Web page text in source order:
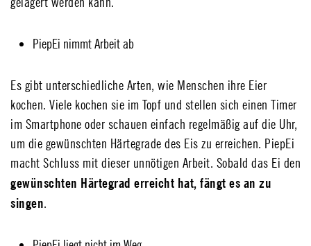
PiepEi nimmt Arbeit ab
Es gibt unterschiedliche Arten, wie Menschen ihre Eier
kochen. Viele kochen sie im Topf und stellen sich einen Timer
im Smartphone oder schauen einfach regelmäßig auf die Uhr,
um die gewünschten Härtegrade des Eis zu erreichen. PiepEi
macht Schluss mit dieser unnötigen Arbeit. Sobald das Ei den
gewünschten Härtegrad erreicht hat, fängt es an zu
singen.